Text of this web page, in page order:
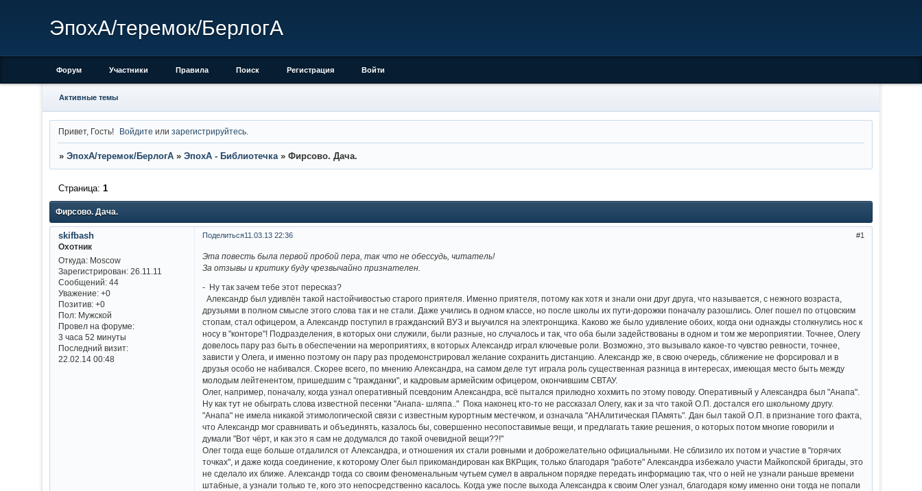
ЭпохА/теремок/БерлогА
Форум Участники Правила Поиск Регистрация Войти
Активные темы
Привет, Гость! Войдите илизарегистрируйтесь
» ЭпохА/теремок/БерлогА » ЭпохА - Библиотечка » Фирсово. Дача.
Фирсово. Дача.
Страница: 1
Поделиться 1
11.03.13 22:36
skifbash
Охотник
Откуда:Moscow
Зарегистрирован: 26.11.11
Сообщений:44
Уважение: +0
Позитив: +0
Пол:Мужской
Провел на форуме:
3 часа 52 минуты
Последний визит:
22.02.14 00:48
Эта повесть была первой пробой пера, так что не обессудь, читатель!
За отзывы и критику буду чрезвычайно признателен.
- Ну так зачем тебе этот пересказ?
Александр был удивлён такой настойчивостью старого приятеля. Именно приятеля, потому как хотя и знали они друг друга, что называется, с нежного возраста,
друзьями в полном смысле этого слова так и не стали. Даже учились в одном классе, но после школы их пути-дорожки поначалу разошлись. Олег пошел по отцовским
стопам, стал офицером, а Александр поступил в гражданский ВУЗ и выучился на электронщика. Каково же было удивление обоих, когда они однажды столкнулись нос к
носу в "конторе"! Подразделения, в которых они служили, были разные, но случалось и так, что оба были задействованы в одном и том же мероприятии. Точнее, Олегу
довелось пару раз быть в обеспечении на мероприятиях, в которых Александр играл ключевые роли. Возможно, это вызывало какое-то чувство ревности, точнее,
зависти у Олега, и именно поэтому он пару раз продемонстрировал желание сохранить дистанцию. Александр же, в свою очередь, сближение не форсировал и в
друзья особо не набивался. Скорее всего, по мнению Александра, на самом деле тут играла роль существенная разница в интересах, имеющая место быть между
молодым лейтенентом, пришедшим с "гражданки", и кадровым армейским офицером, окончившим СВТАУ.
Олег, например, поначалу, когда узнал оперативный псевдоним Александра, всё пытался прилюдно хохмить по этому поводу. Оперативный у Александра был "Анапа".
Ну как тут не обыграть слова известной песенки "Анапа- шляпа.." Пока наконец кто-то не рассказал Олегу, как и за что такой О.П. достался его школьному другу.
"Анапа" не имела никакой этимологической связи с известным курортным местечком, и означала "АНАлитическая ПАмять". Дан был такой О.П. в признание того факта,
что Александр мог сравнивать и объединять, казалось бы, совершенно несопоставимые вещи, и предлагать такие решения, о которых потом многие говорили и
думали "Вот чёрт, и как это я сам не додумался до такой очевидной вещи??!"
Олег тогда еще больше отдалился от Александра, и отношения их стали ровными и доброжелательно официальными. Не сблизило их потом и участие в "горячих
точках", и даже когда соединение, к которому Олег был прикомандирован как ВКРщик, только благодаря "работе" Александра избежало участи Майкопской бригады, это
не сделало их ближе. Александр тогда со своим феноменальным чутьем сумел в авральном порядке передать информацию так, что о ней не узнали раньше времени
штабные, а узнали только те, кого это непосредственно касалось. Когда уже после выхода Александра к своим Олег узнал, благодаря кому именно они тогда не попали